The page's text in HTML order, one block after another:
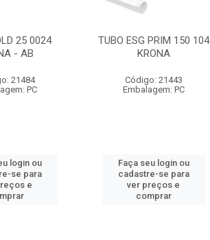
25 0024
- AB
21484
PC
login ou
se para
e
TUBO ESG PRIM 150 104
KRONA
Código: 21443
Embalagem: PC
Faça seu login ou
cadastre-se para
ver preços e
comprar